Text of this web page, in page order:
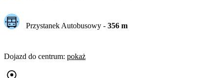
Przystanek Autobusowy - 356m
Dojazd do centrum: pokaż